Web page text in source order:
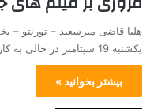
هلیا قاضی میرسعید – تورنتو
یکشنبه 19 سپتامبر در حالی به کار…
بیشتر بخوانید »